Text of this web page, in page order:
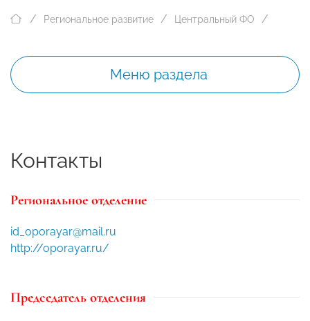
Региональное развитие Центральный ФО
Меню раздела
Контакты
Региональное отделение
id_oporayar@mail.ru
http://oporayar.ru/
Председатель отделения